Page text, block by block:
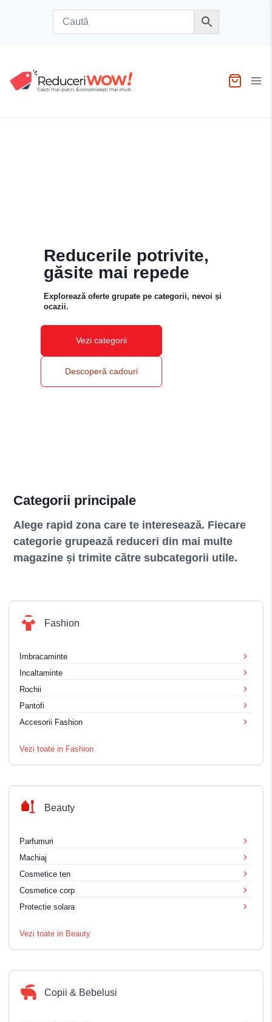
Reducerile potrivite,
găsite mai repede
Explorează oferte grupate pe categorii, nevoi și
ocazii.
Vezi categorii
Descoperă cadouri
Categorii principale
Alege rapid zona care te interesează. Fiecare
categorie grupează reduceri din mai multe
magazine și trimite către subcategorii utile.
Fashion
Imbracaminte
Incaltaminte
Rochii
Pantofi
Accesorii Fashion
Vezi toate in Fashion
Beauty
Parfumuri
Machiaj
Cosmetice ten
Cosmetice corp
Protectie solara
Vezi toate in Beauty
Copii & Bebelusi